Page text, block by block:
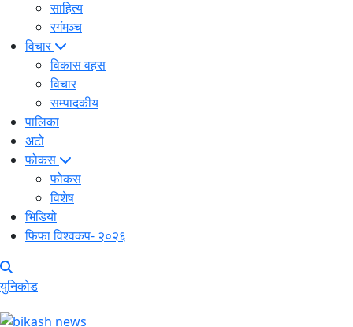
साहित्य
रगंमञ्च
विचार
विकास वहस
विचार
सम्पादकीय
पालिका
अटो
फोकस
फोकस
विशेष
भिडियो
फिफा विश्वकप- २०२६
युनिकोड